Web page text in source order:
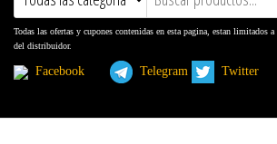
Todas las ofertas y cupones contenidas en esta pagina, estan limitados
del distribuidor.
Facebook Telegram Twitter